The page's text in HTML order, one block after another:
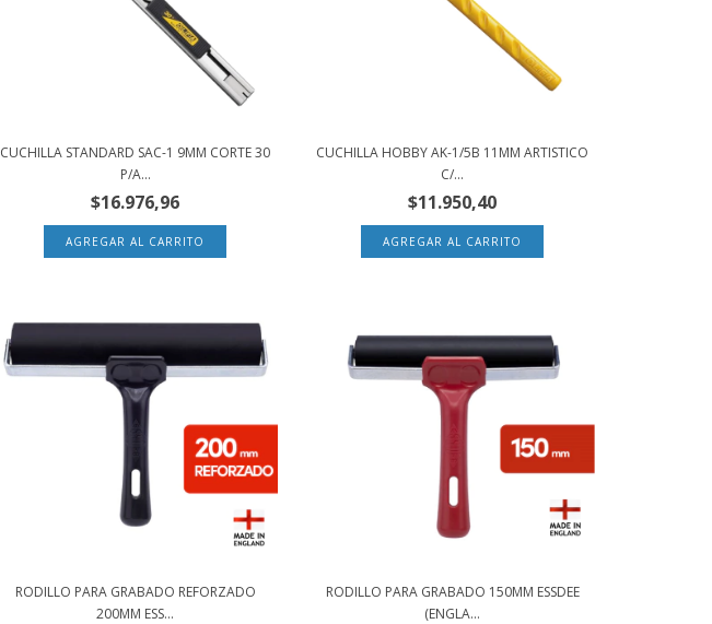
CUCHILLA STANDARD SAC-1 9MM CORTE 30
P/A...
$16.976,96
CUCHILLA HOBBY AK-1/5B 11MM ARTISTICO
C/...
$11.950,40
RODILLO PARA GRABADO REFORZADO
200MM ESS...
RODILLO PARA GRABADO 150MM ESSDEE
(ENGLA...